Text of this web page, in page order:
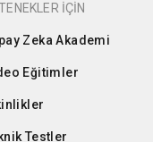
İÇİN
Zeka Akademi
Eğitimler
Testler